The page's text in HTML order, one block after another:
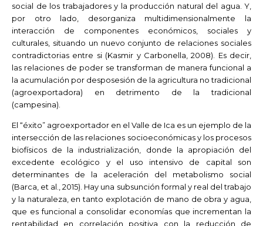
social de los trabajadores y la producción natural del agua. Y,
por otro lado, desorganiza multidimensionalmente la
interacción de componentes económicos, sociales y
culturales, situando un nuevo conjunto de relaciones sociales
contradictorias entre si (Kasmir y Carbonella, 2008). Es decir,
las relaciones de poder se transforman de manera funcional a
la acumulación por desposesión de la agricultura no tradicional
(agroexportadora) en detrimento de la tradicional
(campesina).
El “éxito” agroexportador en el Valle de Ica es un ejemplo de la
intersección de las relaciones socioeconómicas y los procesos
biofísicos de la industrialización, donde la apropiación del
excedente ecológico y el uso intensivo de capital son
determinantes de la aceleración del metabolismo social
(Barca, et al., 2015). Hay una subsunción formal y real del trabajo
y la naturaleza, en tanto explotación de mano de obra y agua,
que es funcional a consolidar economías que incrementan la
rentabilidad en correlación positiva con la reducción de